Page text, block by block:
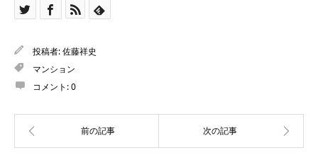
投稿者:佐藤祥史
マンション
コメント:0